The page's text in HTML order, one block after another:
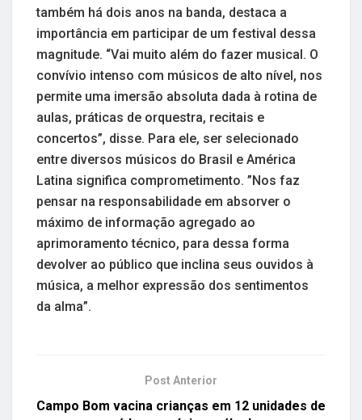
também há dois anos na banda, destaca a
importância em participar de um festival dessa
magnitude. “Vai muito além do fazer musical. O
convívio intenso com músicos de alto nível, nos
permite uma imersão absoluta dada à rotina de
aulas, práticas de orquestra, recitais e
concertos”, disse. Para ele, ser selecionado
entre diversos músicos do Brasil e América
Latina significa comprometimento. ”Nos faz
pensar na responsabilidade em absorver o
máximo de informação agregado ao
aprimoramento técnico, para dessa forma
devolver ao público que inclina seus ouvidos à
música, a melhor expressão dos sentimentos
da alma”.
Post Anterior
Campo Bom vacina crianças em 12 unidades de